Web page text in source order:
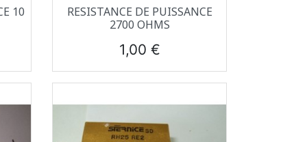
10
 Aperçu rapide
RESISTANCE DE PUISSANCE
2700 OHMS
Prix
1,00 €